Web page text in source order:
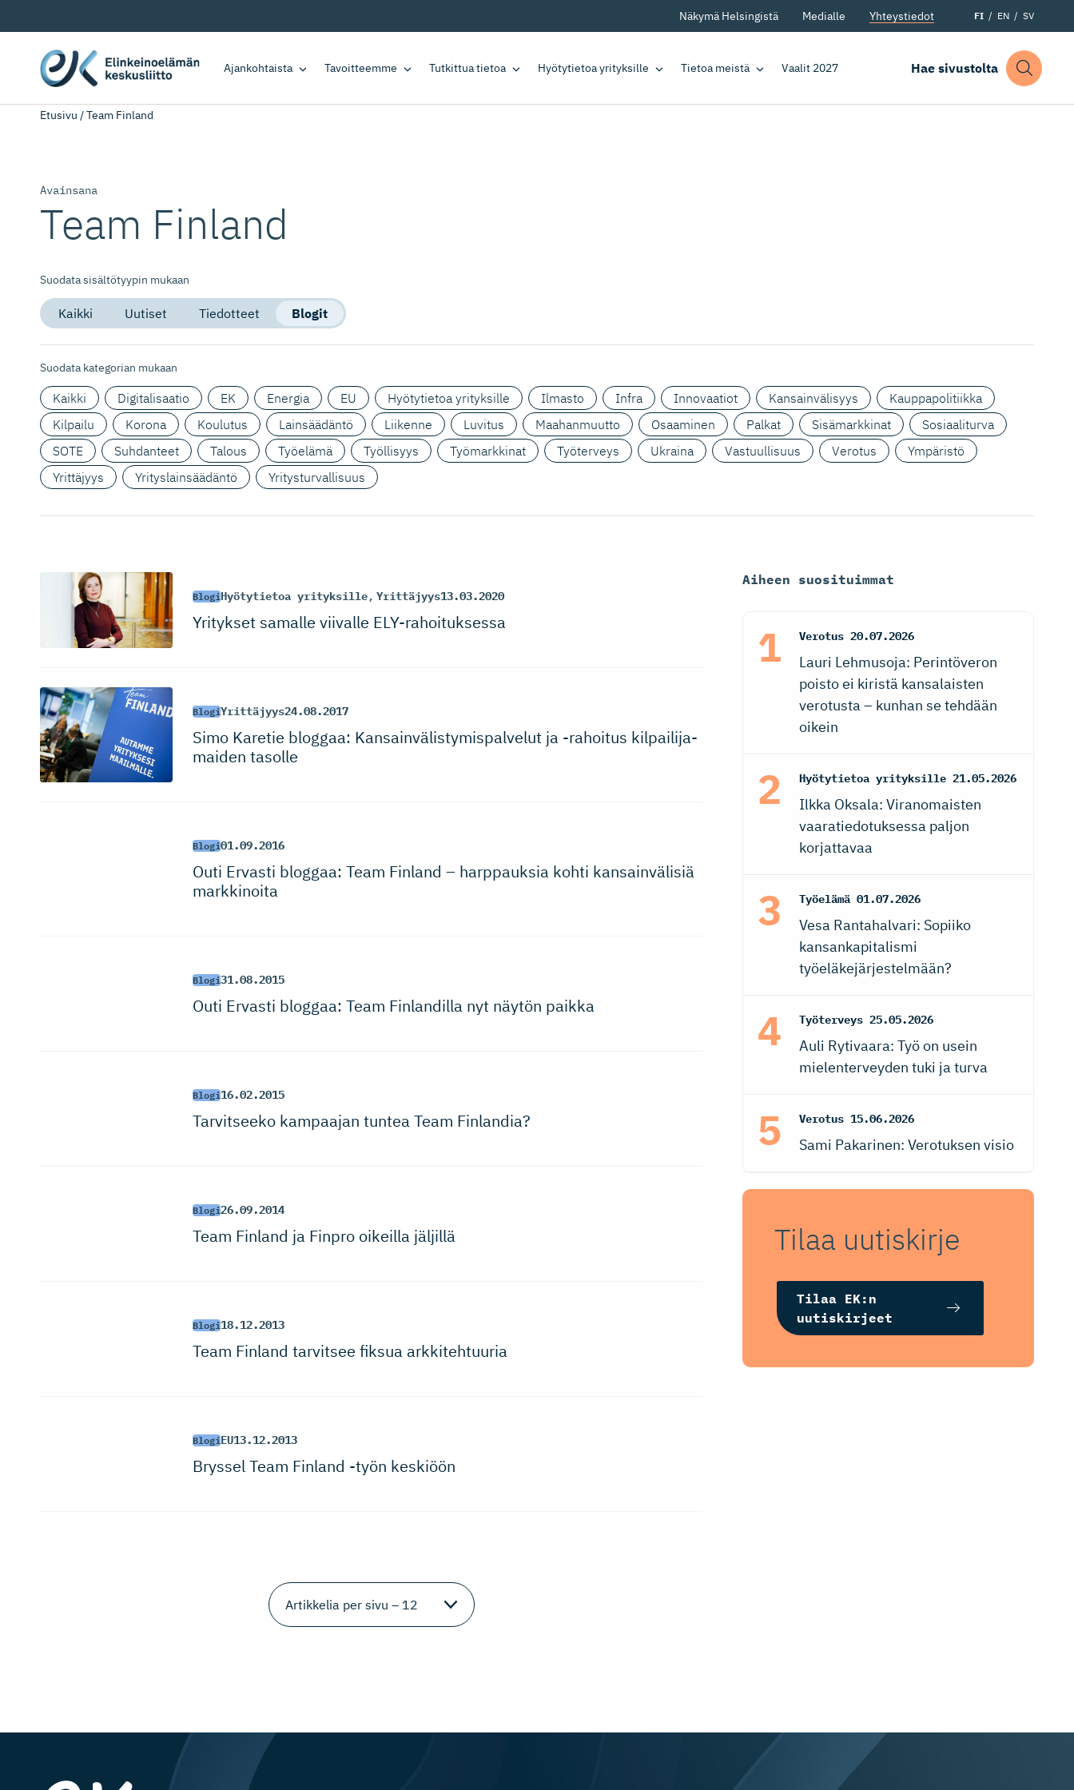
Näkymä Helsingistä Medialle Yhteystiedot FI EN SV
Ajankohtaista Tavoitteemme Tutkittua tietoa Hyötytietoa yrityksille Tietoa meistä Vaalit 2027 Hae sivustolta
Etusivu /Team Finland
Avainsana
Team Finland
Suodata sisältötyypin mukaan
Kaikki Uutiset Tiedotteet Blogit
Suodata kategorian mukaan
Kaikki Digitalisaatio EK Energia EU Hyötytietoa yrityksille Ilmasto Infra Innovaatiot Kansainvälisyys
Kauppapolitiikka
Kilpailu
Korona Koulutus Lainsäädäntö Liikenne Luvitus Maahanmuutto Osaaminen Palkat Sisämarkkinat
Sosiaaliturva
SOTE
Suhdanteet Talous Työelämä Työllisyys Työmarkkinat Työterveys Ukraina Vastuullisuus Verotus
Ympäristö
Yrittäjyys
Yrityslainsäädäntö Yritysturvallisuus
BlogiHyötytietoa yrityksille, Yrittäjyys13.03.2020
Yritykset samalle viivalle ELY-rahoi­tuksessa
BlogiYrittäjyys24.08.2017
Simo Karetie bloggaa: Kansainvä­lis­ty­mis­palvelut ja -rahoitus kilpailija­
maiden tasolle
Blogi01.09.2016
Outi Ervasti bloggaa: Team Finland – harppauksia kohti kansainvälisiä
markkinoita
Blogi31.08.2015
Outi Ervasti bloggaa: Team Finlandilla nyt näytön paikka
Blogi16.02.2015
Tarvitseeko kampaajan tuntea Team Finlandia?
Blogi26.09.2014
Team Finland ja Finpro oikeilla jäljillä
Blogi18.12.2013
Team Finland tarvitsee fiksua arkkitehtuuria
BlogiEU13.12.2013
Bryssel Team Finland -työn keskiöön
Aiheen suosituimmat
Verotus 20.07.2026
Lauri Lehmusoja: Perintöveron
poisto ei kiristä kansalaisten
verotusta – kunhan se tehdään
oikein
Hyötytietoa yrityksille 21.05.2026
Ilkka Oksala: Viranomaisten
vaaratiedotuksessa paljon
korjattavaa
Työelämä 01.07.2026
Vesa Rantahalvari: Sopiiko
kansankapitalismi
työeläkejärjestelmään?
Työterveys 25.05.2026
Auli Rytivaara: Työ on usein
mielenterveyden tuki ja turva
Verotus 15.06.2026
Sami Pakarinen: Verotuksen visio
Tilaa uutiskirje
Tilaa EK:n
uutiskirjeet